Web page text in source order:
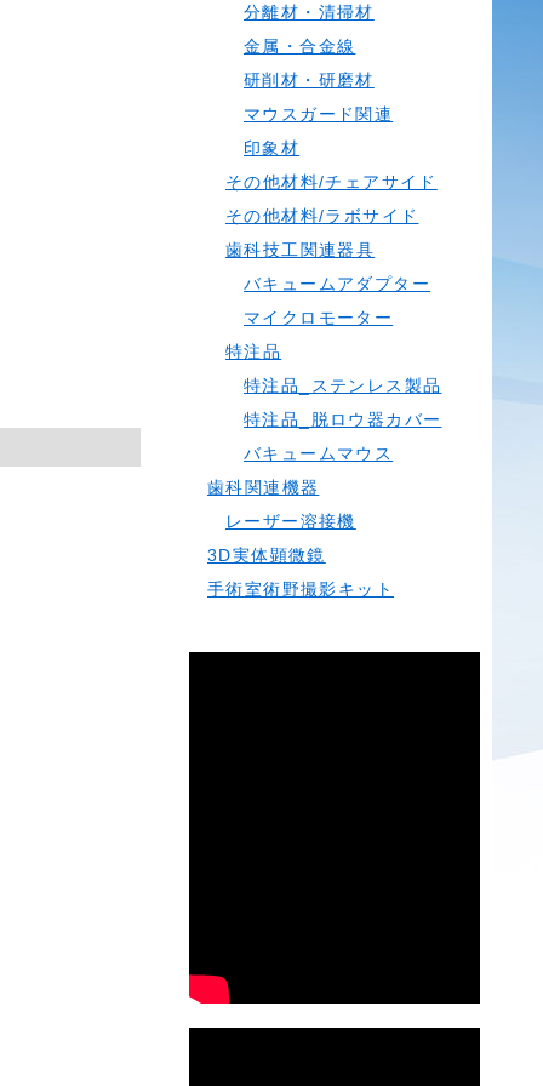
分離材・清掃材
金属・合金線
研削材・研磨材
マウスガード関連
印象材
その他材料/チェアサイド
その他材料/ラボサイド
歯科技工関連器具
バキュームアダプター
マイクロモーター
特注品
特注品_ステンレス製品
特注品_脱ロウ器カバー
バキュームマウス
歯科関連機器
レーザー溶接機
3D実体顕微鏡
手術室術野撮影キット